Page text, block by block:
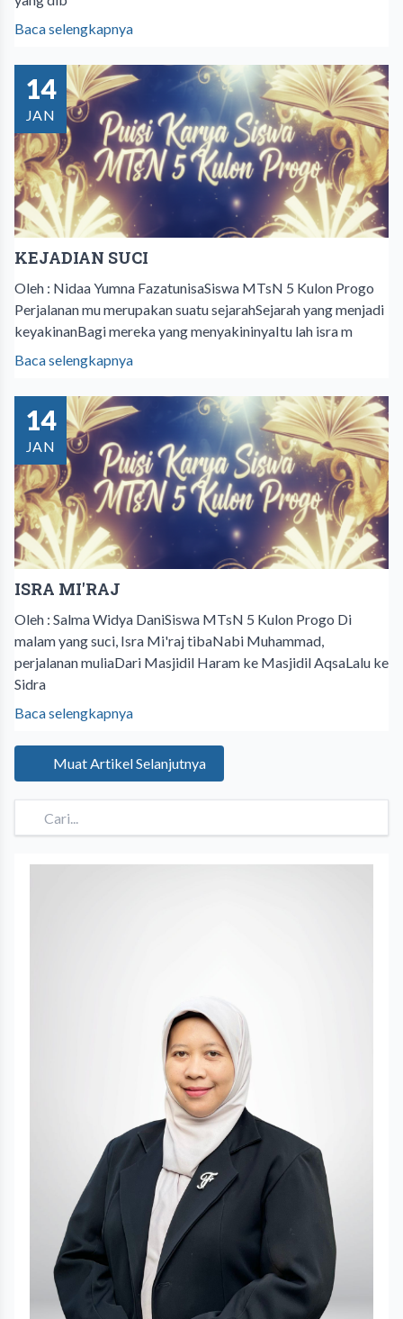
Baca selengkapnya
14
JAN
KEJADIAN SUCI
Oleh : Nidaa Yumna FazatunisaSiswa MTsN 5 Kulon Progo
Perjalanan mu merupakan suatu sejarahSejarah yang menjadi
keyakinanBagi mereka yang menyakininyaItu lah isra m
Baca selengkapnya
14
JAN
ISRA MI'RAJ
Oleh : Salma Widya DaniSiswa MTsN 5 Kulon Progo Di
malam yang suci, Isra Mi'raj tibaNabi Muhammad,
perjalanan muliaDari Masjidil Haram ke Masjidil AqsaLalu ke
Sidra
Baca selengkapnya
Muat Artikel Selanjutnya